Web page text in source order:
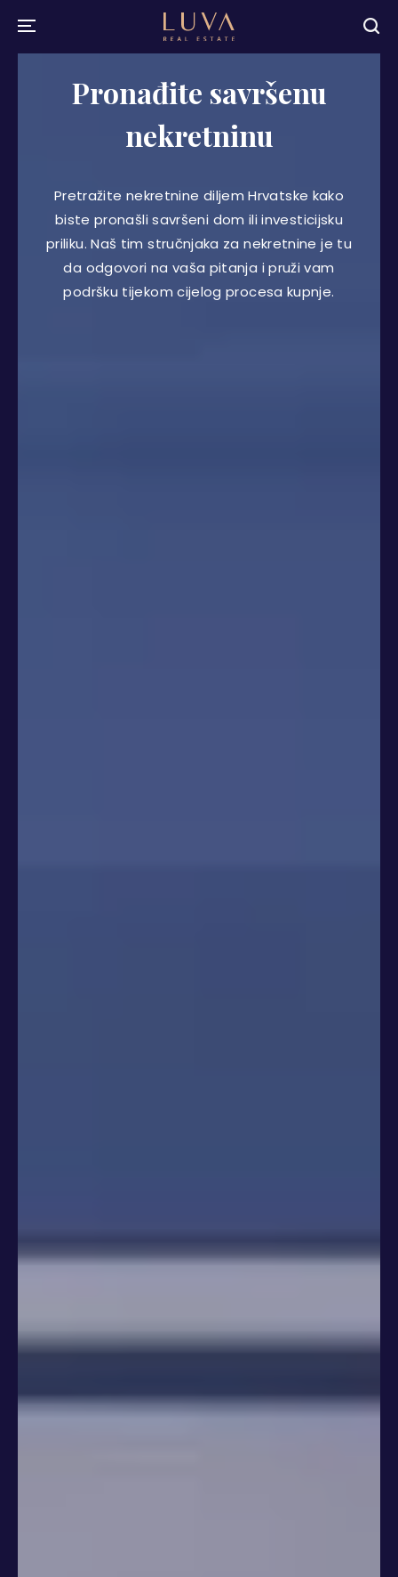
Pronađite savršenu
nekretninu
Pretražite nekretnine diljem Hrvatske kako
biste pronašli savršeni dom ili investicijsku
priliku. Naš tim stručnjaka za nekretnine je tu
da odgovori na vaša pitanja i pruži vam
podršku tijekom cijelog procesa kupnje.